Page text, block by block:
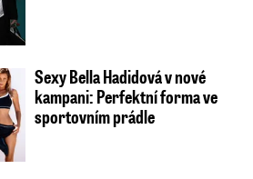
Sexy Bella Hadidová v nové
kampani: Perfektní forma ve
sportovním prádle